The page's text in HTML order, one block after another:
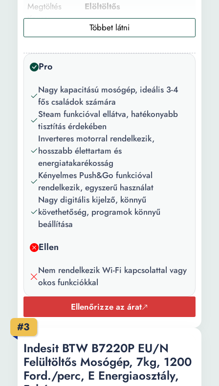
Megtöltés
típusa:
Elöltöltős
Család mérete: 3 tag 4 tag
kapacítás:
Centrifugálási
sebesség:
1200 fordulat/perc
Centrifuga
zajszint:
78 dB
Ajtónyitás
iránya:
Bal
Vezérlőpanel
típusa:
Digitális
Szín:
Fekete Fehér
Mélység:
Magasság:
85 cm
Súly:
64.7 kg
Kábel hossza:
1.2 m
Energiafogyasztás
- Alapprogram:
Energiahatékonyság B energiaosztály
Pro
Nagy kapacitású mosógép, ideális 3-4
fős családok számára
Steam funkcióval ellátva, hatékonyabb
tisztítás érdekében
Inverteres motorral rendelkezik,
hosszabb élettartam és
energiatakarékosság
Kényelmes Push&Go funkcióval
rendelkezik, egyszerű használat
Nagy digitális kijelző, könnyű
követhetőség, programok könnyű
beállítása
Ellen
Nem rendelkezik Wi-Fi kapcsolattal vagy
okos funkciókkal
Ellenőrizze az árat
#3
Indesit BTW B7220P EU/N
Felültöltős Mosógép, 7kg, 1200
Ford./perc, E Energiaosztály,